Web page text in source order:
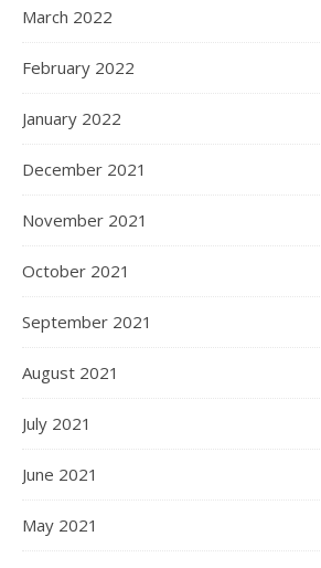
March 2022
February 2022
January 2022
December 2021
November 2021
October 2021
September 2021
August 2021
July 2021
June 2021
May 2021